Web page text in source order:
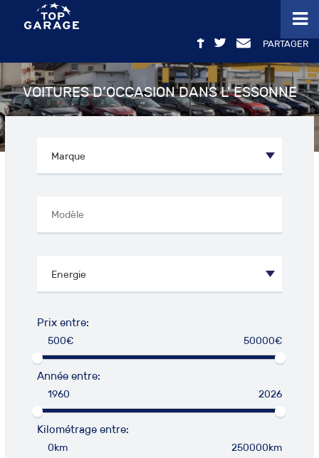
PARTAGER
VOITURES D’OCCASION DANS L' ESSONNE
Prix entre:
500€ 50000€
Année entre:
1960 2026
Kilométrage entre:
0km 250000km